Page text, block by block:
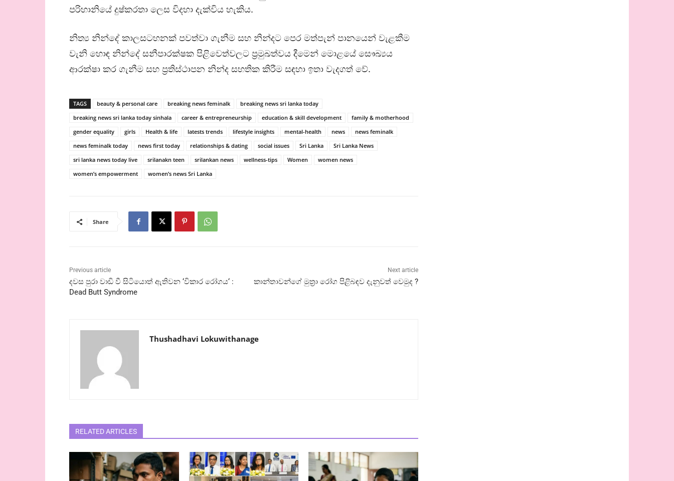
පරිහානියේ දුෂ්කරතා ලෙස විදහා දැක්විය හැකිය.
නිත්‍ය නින්දේ කාලසටහනක් පවත්වා ගැනීම සහ නින්දට පෙර මත්පැන් පානයෙන් වැළකීම
වැනි හොඳ නින්දේ සනීපාරක්ෂක පිළිවෙත්වලට ප්‍රමුඛත්වය දීමෙන් මොළයේ සෞඛ්‍යය
ආරක්ෂා කර ගැනීම සහ ප්‍රතිස්ථාපන නින්ද සහතික කිරීම සඳහා ඉතා වැදගත් වේ.
TAGS beauty & personal care breaking news feminalk
breaking news sri lanka today
breaking news sri lanka today sinhala
career & entrepreneurship education & skill development
family & motherhood
gender equality
girls Health & life latests trends lifestyle insights mental-health news
news feminalk
news feminalk today
news first today relationships & dating social issues Sri Lanka
Sri Lanka News
sri lanka news today live
srilanakn teen srilankan news wellness-tips Women
women news
women’s empowerment
women’s news Sri Lanka
Share
Previous article
දවස පුරා වාඩි වී සිටියොත් ඇතිවන ‘විකාර රෝගය‘ :
Dead Butt Syndrome
Next article
කාන්තාවන්ගේ මුත්‍රා රෝග පිළිබඳව දැනුවත් වෙමුද ?
Thushadhavi Lokuwithanage
RELATED ARTICLES